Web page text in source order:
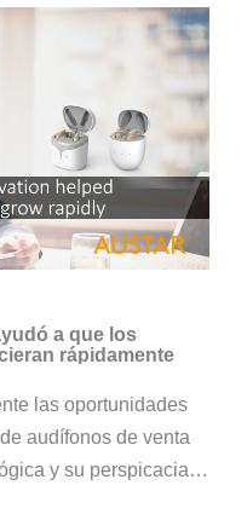
a que los
rápidamente
las oportunidades
audífonos de venta
y su perspicacia
audífonos de venta